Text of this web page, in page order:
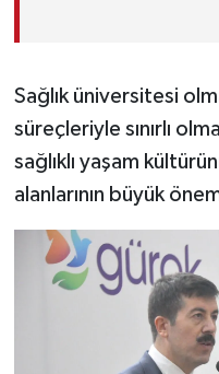
Sağlık üniversitesi
süreçleriyle sınırlı
sağlıklı yaşam
alanlarının büyük